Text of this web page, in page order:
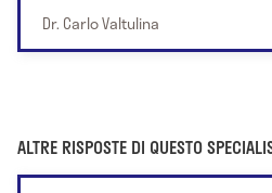
Dr. Carlo Valtulina
ALTRE RISPOSTE DI QUESTO